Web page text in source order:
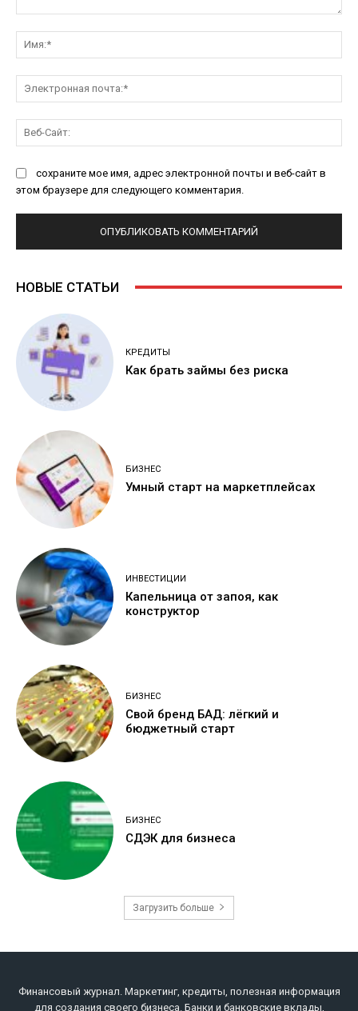
сохраните мое имя, адрес электронной почты и веб-сайт в
этом браузере для следующего комментария.
НОВЫЕ СТАТЬИ
КРЕДИТЫ
Как брать займы без риска
БИЗНЕС
Умный старт на маркетплейсах
ИНВЕСТИЦИИ
Капельница от запоя, как
конструктор
БИЗНЕС
Свой бренд БАД: лёгкий и
бюджетный старт
БИЗНЕС
СДЭК для бизнеса
Загрузить больше
Финансовый журнал. Маркетинг, кредиты, полезная информация
для создания своего бизнеса. Банки и банковские вклады,